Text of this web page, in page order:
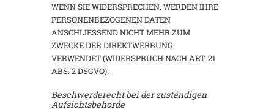
WENN SIE WIDERSPRECHEN, WERDEN IHRE
PERSONENBEZOGENEN DATEN
ANSCHLIESSEND NICHT MEHR ZUM
ZWECKE DER DIREKTWERBUNG
VERWENDET (WIDERSPRUCH NACH ART. 21
ABS. 2 DSGVO).
Beschwerderecht bei der zuständigen
Aufsichtsbehörde